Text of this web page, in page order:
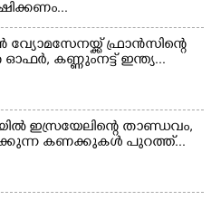
വ്യോമസേനയ്ക്ക് ഫ്രാൻസിന്റെ
കണ്ണുംനട്ട് ഇന്ത്യ...
ഇസ്രയേലിന്റെ താണ്ഡവം,
കണക്കുകൾ പുറത്ത്...
×
this link
Link